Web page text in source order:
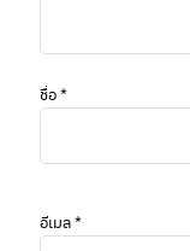
ชื่อ*
อีเมล*